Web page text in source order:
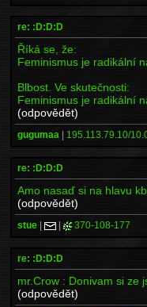
re: :D:D:D
Říká se, že:
Feminismus je radikální
Blbost. Ve skutečnosti:
Feminismus je radikální
(odpovědět)
gugumaa | 195.113.79.10/
re: :D:D:D
Amo nasaď si na hlavu
(odpovědět)
stue | | 370-108-177
re: :D:D:D
mr.Crow : Donivam si ze
(odpovědět)